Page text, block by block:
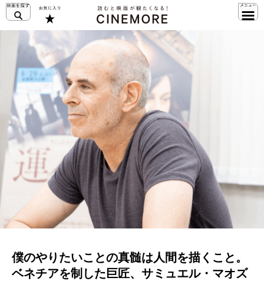
僕のやりたいことの真髄は人間を描くこと。
ベネチアを制した巨匠、サミュエル・マオズ